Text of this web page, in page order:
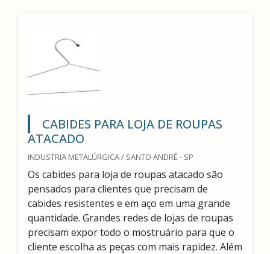
CABIDES PARA LOJA DE ROUPAS
ATACADO
INDUSTRIA METALÚRGICA / SANTO ANDRÉ - SP
Os cabides para loja de roupas atacado são
pensados para clientes que precisam de
cabides resistentes e em aço em uma grande
quantidade. Grandes redes de lojas de roupas
precisam expor todo o mostruário para que o
cliente escolha as peças com mais rapidez. Além